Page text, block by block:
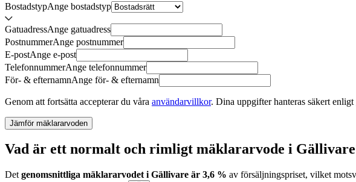
BostadstypAnge bostadstyp
GatuadressAnge gatuadress
PostnummerAnge postnummer
E-postAnge e-post
TelefonnummerAnge telefonnummer
För- & efternamnAnge för- & efternamn
Genom att fortsätta accepterar du våra användarvillkor. Dina uppgifter hanteras säkert enligt
Jämför mäklararvoden
Vad är ett normalt och rimligt mäklararvode i
Det genomsnittliga mäklararvodet i Gällivare är 3,6 % av försäljningspriset, vilket